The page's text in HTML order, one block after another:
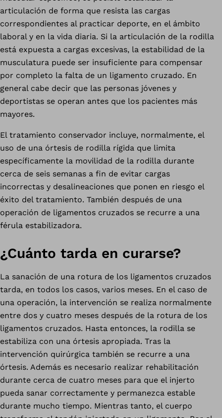
articulación de forma que resista las cargas
correspondientes al practicar deporte, en el ámbito
laboral y en la vida diaria. Si la articulación de la rodilla
está expuesta a cargas excesivas, la estabilidad de la
musculatura puede ser insuficiente para compensar
por completo la falta de un ligamento cruzado. En
general cabe decir que las personas jóvenes y
deportistas se operan antes que los pacientes más
mayores.
El tratamiento conservador incluye, normalmente, el
uso de una órtesis de rodilla rígida que limita
específicamente la movilidad de la rodilla durante
cerca de seis semanas a fin de evitar cargas
incorrectas y desalineaciones que ponen en riesgo el
éxito del tratamiento. También después de una
operación de ligamentos cruzados se recurre a una
férula estabilizadora.
¿Cuánto tarda en curarse?
La sanación de una rotura de los ligamentos cruzados
tarda, en todos los casos, varios meses. En el caso de
una operación, la intervención se realiza normalmente
entre dos y cuatro meses después de la rotura de los
ligamentos cruzados. Hasta entonces, la rodilla se
estabiliza con una órtesis apropiada. Tras la
intervención quirúrgica también se recurre a una
órtesis. Además es necesario realizar rehabilitación
durante cerca de cuatro meses para que el injerto
pueda sanar correctamente y permanezca estable
durante mucho tiempo. Mientras tanto, el cuerpo